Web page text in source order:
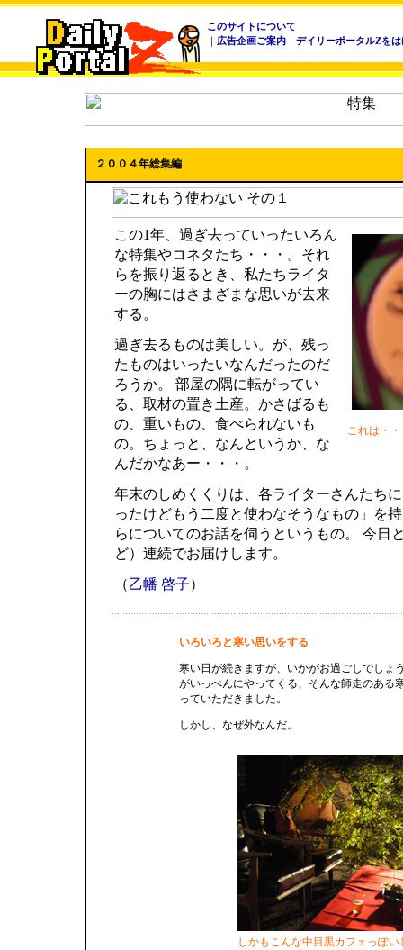
このサイトについて
｜ 広告企画ご案内 ｜ デイリーポータルZを
２００４年総集編
これは・
この1年、過ぎ去っていったいろん
な特集やコネタたち・・・。それ
らを振り返るとき、私たちライタ
ーの胸にはさまざまな思いが去来
する。
過ぎ去るものは美しい。が、残っ
たものはいったいなんだったのだ
ろうか。 部屋の隅に転がってい
る、取材の置き土産。かさばるも
の、重いもの、食べられないも
の。ちょっと、なんというか、な
んだかなあー・・・。
年末のしめくくりは、各ライターさんたち
ったけどもう二度と使わなそうなもの」を
らについてのお話を伺うというもの。 今日
ど）連続でお届けします。
（乙幡 啓子）
いろいろと寒い思いをする
寒い日が続きますが、いかがお過ごしでしょ
がいっぺんにやってくる、そんな師走のある
っていただきました。
しかし、なぜ外なんだ。
しかもこんな中目黒カフェっぽい